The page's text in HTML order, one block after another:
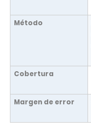
Método
Cobertura
Margen de error